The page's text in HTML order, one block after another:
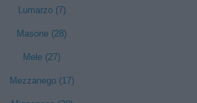
Lumarzo (7)
Masone (28)
Mele (27)
Mezzanego (17)